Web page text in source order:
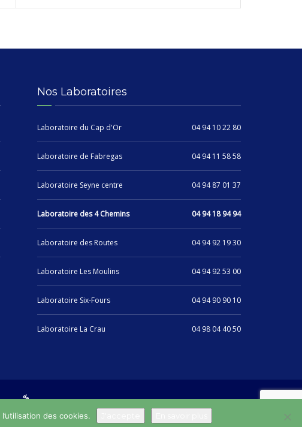
Nos Laboratoires
Laboratoire du Cap d'Or 04 94 10 22 80
Laboratoire de Fabregas 04 94 11 58 58
Laboratoire Seyne centre 04 94 87 01 37
Laboratoire des 4 Chemins 04 94 18 94 94
Laboratoire des Routes 04 94 92 19 30
Laboratoire Les Moulins 04 94 92 53 00
Laboratoire Six-Fours 04 94 90 90 10
Laboratoire La Crau 04 98 04 40 50
des cookies.